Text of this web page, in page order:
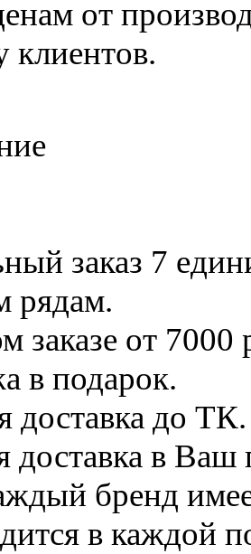
от
клиентов.
заказ 7
рядам.
заказе от 7000
в подарок.
доставка до
доставка в Ваш
бренд
в